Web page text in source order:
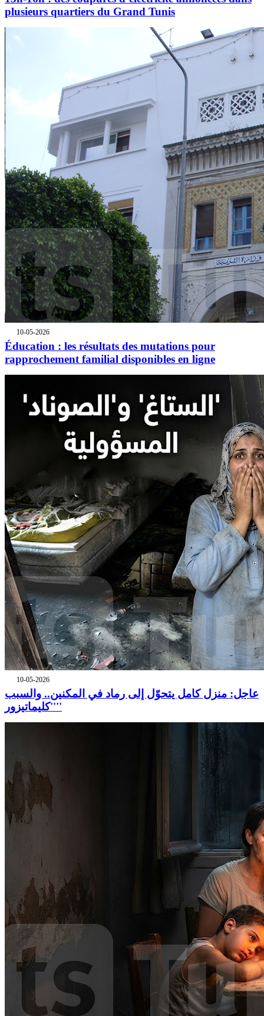
plusieurs quartiers du Grand Tunis
10-05-2026
Éducation : les résultats des mutations pour
rapprochement familial disponibles en ligne
10-05-2026
عاجل: منزل كامل يتحوّل إلى رماد في المكنين.. والسبب
''كليماتيزور''